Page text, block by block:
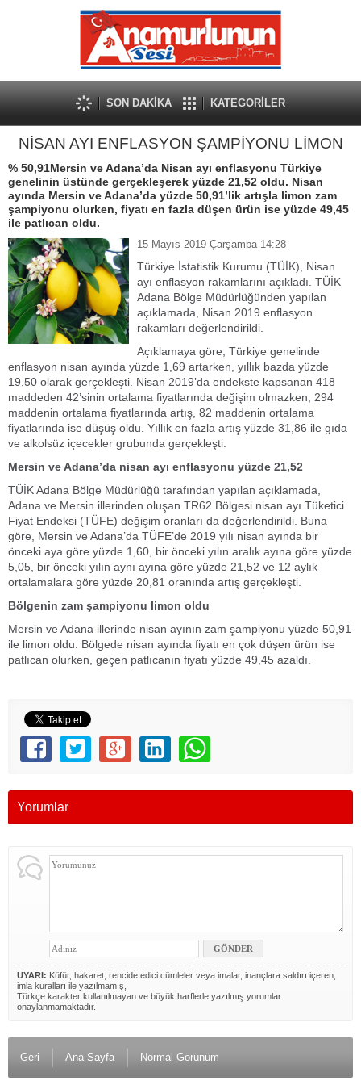
SON DAKİKA KATEGORİLER
NİSAN AYI ENFLASYON ŞAMPİYONU LİMON
% 50,91Mersin ve Adana’da Nisan ayı enflasyonu Türkiye
genelinin üstünde gerçekleşerek yüzde 21,52 oldu. Nisan
ayında Mersin ve Adana’da yüzde 50,91’lik artışla limon zam
şampiyonu olurken, fiyatı en fazla düşen ürün ise yüzde 49,45
ile patlıcan oldu.
15 Mayıs 2019 Çarşamba 14:28
Türkiye İstatistik Kurumu (TÜİK), Nisan
ayı enflasyon rakamlarını açıkladı. TÜİK
Adana Bölge Müdürlüğünden yapılan
açıklamada, Nisan 2019 enflasyon
rakamları değerlendirildi.
Açıklamaya göre, Türkiye genelinde
enflasyon nisan ayında yüzde 1,69 artarken, yıllık bazda yüzde
19,50 olarak gerçekleşti. Nisan 2019’da endekste kapsanan 418
maddeden 42’sinin ortalama fiyatlarında değişim olmazken, 294
maddenin ortalama fiyatlarında artış, 82 maddenin ortalama
fiyatlarında ise düşüş oldu. Yıllık en fazla artış yüzde 31,86 ile gıda
ve alkolsüz içecekler grubunda gerçekleşti.
Mersin ve Adana’da nisan ayı enflasyonu yüzde 21,52
TÜİK Adana Bölge Müdürlüğü tarafından yapılan açıklamada,
Adana ve Mersin illerinden oluşan TR62 Bölgesi nisan ayı Tüketici
Fiyat Endeksi (TÜFE) değişim oranları da değerlendirildi. Buna
göre, Mersin ve Adana’da TÜFE’de 2019 yılı nisan ayında bir
önceki aya göre yüzde 1,60, bir önceki yılın aralık ayına göre yüzde
5,05, bir önceki yılın aynı ayına göre yüzde 21,52 ve 12 aylık
ortalamalara göre yüzde 20,81 oranında artış gerçekleşti.
Bölgenin zam şampiyonu limon oldu
Mersin ve Adana illerinde nisan ayının zam şampiyonu yüzde 50,91
ile limon oldu. Bölgede nisan ayında fiyatı en çok düşen ürün ise
patlıcan olurken, geçen patlıcanın fiyatı yüzde 49,45 azaldı.
Yorumlar
UYARI: Küfür, hakaret, rencide edici cümleler veya imalar, inançlara saldırı içeren,
imla kuralları ile yazılmamış,
Türkçe karakter kullanılmayan ve büyük harflerle yazılmış yorumlar
onaylanmamaktadır.
Geri Ana Sayfa Normal Görünüm